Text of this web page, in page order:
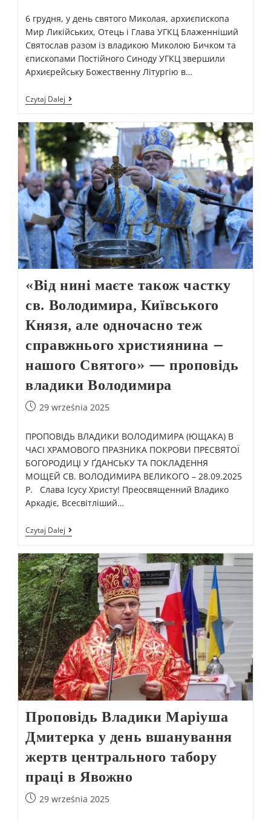
6 грудня, у день святого Миколая, архиєпископа
Мир Ликійських, Отець і Глава УГКЦ Блаженніший
Святослав разом із владикою Миколою Бичком та
єпископами Постійного Синоду УГКЦ звершили
Архиєрейську Божественну Літургію в…
Czytaj Dalej
«Від нині маєте також частку
св. Володимира, Київського
Князя, але одночасно теж
справжнього християнина –
нашого Святого» — проповідь
владики Володимира
29 września 2025
ПРОПОВІДЬ ВЛАДИКИ ВОЛОДИМИРА (ЮЩАКА) В
ЧАСІ ХРАМОВОГО ПРАЗНИКА ПОКРОВИ ПРЕСВЯТОЇ
БОГОРОДИЦІ У ҐДАНСЬКУ ТА ПОКЛАДЕННЯ
МОЩЕЙ СВ. ВОЛОДИМИРА ВЕЛИКОГО – 28.09.2025
Р. Слава Ісусу Христу! Преосвященний Владико
Аркадіє, Всесвітліший…
Czytaj Dalej
Проповідь Владики Маріуша
Дмитерка у день вшанування
жертв центрального табору
праці в Явожно
29 września 2025